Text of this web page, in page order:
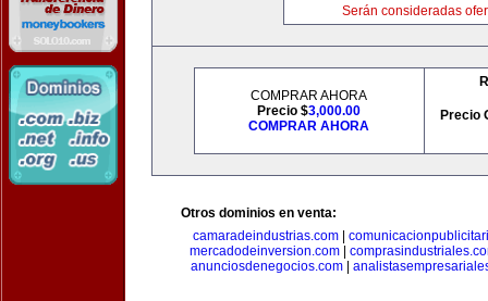
Serán consideradas
COMPRAR AHORA
Precio $3,000.00
COMPRAR AHORA
Precio
Otros dominios en venta:
camaradeindustrias.com|
mercadodeinversion.com
anunciosdenegocios.com|